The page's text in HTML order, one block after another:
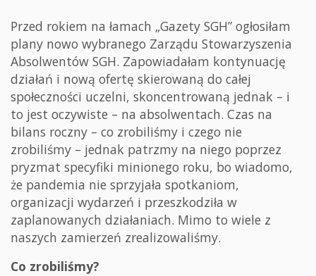
Przed rokiem na łamach „Gazety SGH” ogłosiłam
plany nowo wybranego Zarządu Stowarzyszenia
Absolwentów SGH. Zapowiadałam kontynuację
działań i nową ofertę skierowaną do całej
społeczności uczelni, skoncentrowaną jednak – i
to jest oczywiste – na absolwentach. Czas na
bilans roczny – co zrobiliśmy i czego nie
zrobiliśmy – jednak patrzmy na niego poprzez
pryzmat specyfiki minionego roku, bo wiadomo,
że pandemia nie sprzyjała spotkaniom,
organizacji wydarzeń i przeszkodziła w
zaplanowanych działaniach. Mimo to wiele z
naszych zamierzeń zrealizowaliśmy.
Co zrobiliśmy?